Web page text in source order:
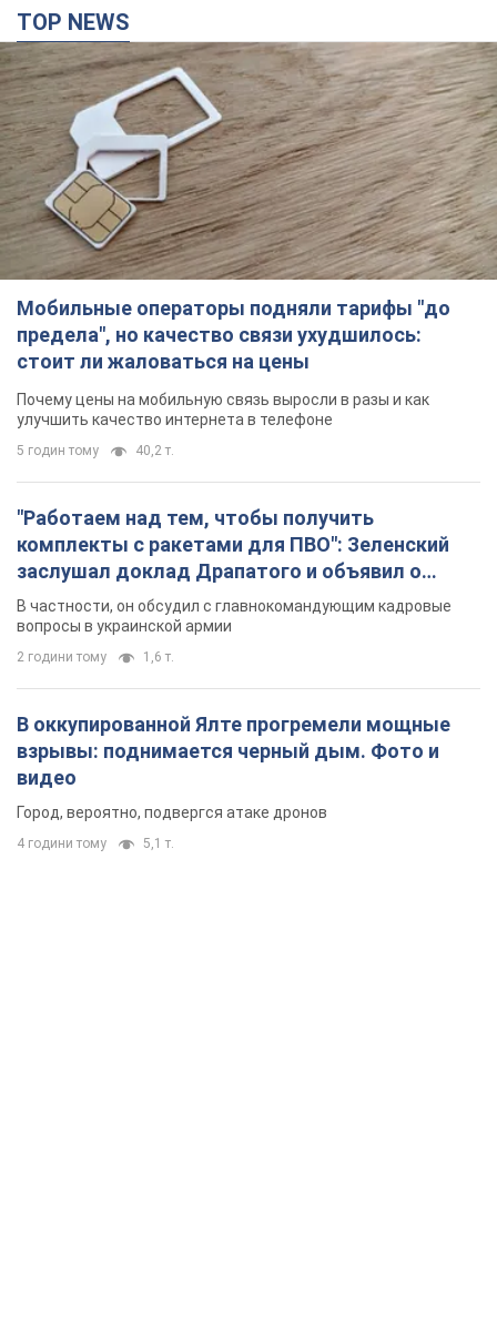
TOP NEWS
Мобильные операторы подняли тарифы "до
предела", но качество связи ухудшилось:
стоит ли жаловаться на цены
Почему цены на мобильную связь выросли в разы и как
улучшить качество интернета в телефоне
5 годин тому 40,2 т.
"Работаем над тем, чтобы получить
комплекты с ракетами для ПВО": Зеленский
заслушал доклад Драпатого и объявил о
новых мерах
В частности, он обсудил с главнокомандующим кадровые
вопросы в украинской армии
2 години тому 1,6 т.
В оккупированной Ялте прогремели мощные
взрывы: поднимается черный дым. Фото и
видео
Город, вероятно, подвергся атаке дронов
4 години тому 5,1 т.